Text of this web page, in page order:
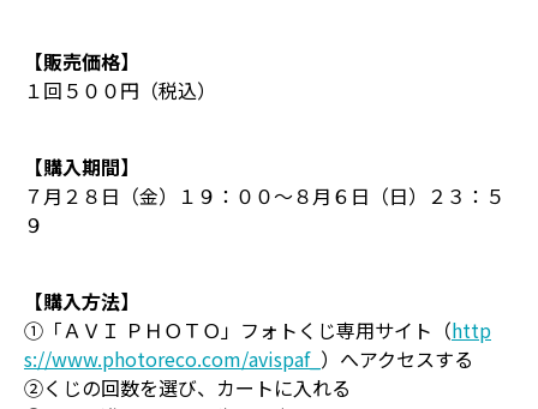
【販売価格】
１回５００円（税込）
【購入期間】
７月２８日（金）１９：００～８月６日（日）２３：５
９
【購入方法】
①「ＡＶＩ ＰＨＯＴＯ」フォトくじ専用サイト（http
s://www.photoreco.com/avispaf_ ）へアクセスする
②くじの回数を選び、カートに入れる